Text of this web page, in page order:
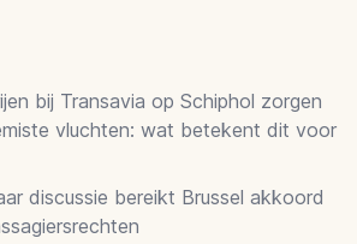
bij Transavia op Schiphol zorgen
vluchten: wat betekent dit voor
discussie bereikt Brussel akkoord